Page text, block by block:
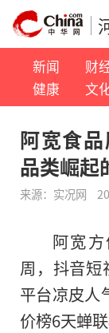
新闻 财
健康
文
阿宽食
品类崛起
来源： 实况网
阿宽
周，抖音短
平台凉皮人
价榜6天蝉联